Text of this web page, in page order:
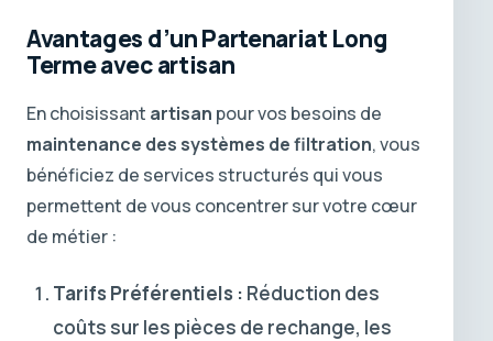
Avantages d’un Partenariat Long
Terme avec artisan
En choisissant artisan pour vos besoins de
maintenance des systèmes de filtration, vous
bénéficiez de services structurés qui vous
permettent de vous concentrer sur votre cœur
de métier :
Tarifs Préférentiels : Réduction des
coûts sur les pièces de rechange, les